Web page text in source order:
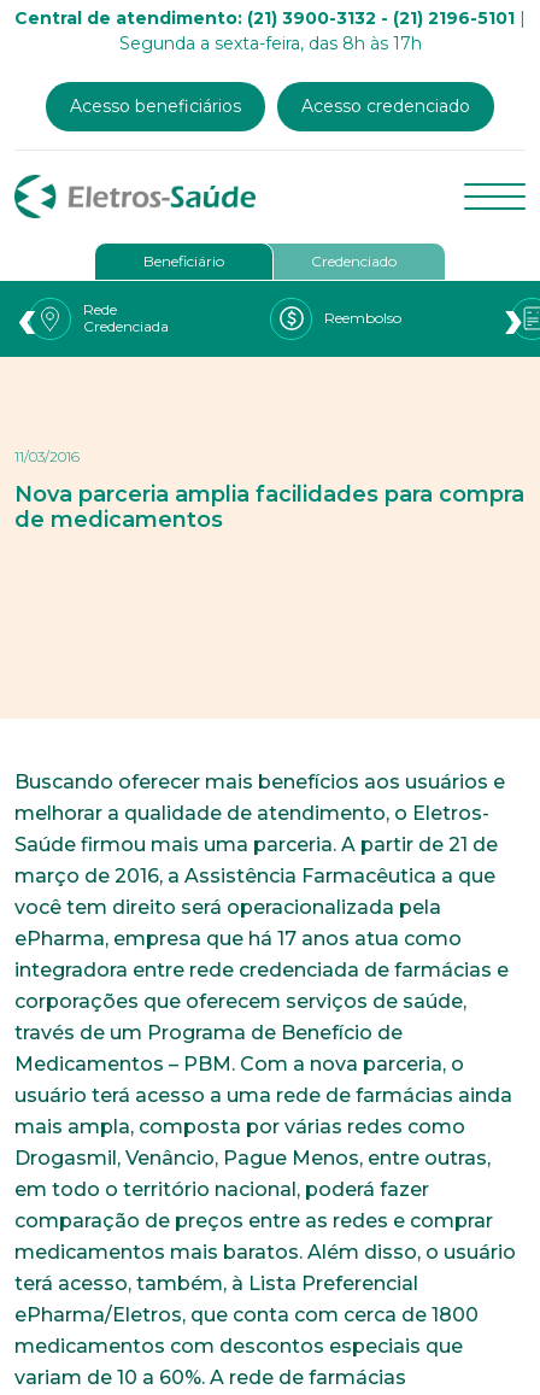
Central de atendimento: (21) 3900-3132 - (21) 2196-5101 |
Segunda a sexta-feira, das 8h às 17h
Acesso beneficiários Acesso credenciado
Beneficiário Credenciado
Rede
Credenciada
Reembolso
‹ ›
11/03/2016
Nova parceria amplia facilidades para compra
de medicamentos
Buscando oferecer mais benefícios aos usuários e
melhorar a qualidade de atendimento, o Eletros-
Saúde firmou mais uma parceria. A partir de 21 de
março de 2016, a Assistência Farmacêutica a que
você tem direito será operacionalizada pela
ePharma, empresa que há 17 anos atua como
integradora entre rede credenciada de farmácias e
corporações que oferecem serviços de saúde,
través de um Programa de Benefício de
Medicamentos – PBM. Com a nova parceria, o
usuário terá acesso a uma rede de farmácias ainda
mais ampla, composta por várias redes como
Drogasmil, Venâncio, Pague Menos, entre outras,
em todo o território nacional, poderá fazer
comparação de preços entre as redes e comprar
medicamentos mais baratos. Além disso, o usuário
terá acesso, também, à Lista Preferencial
ePharma/Eletros, que conta com cerca de 1800
medicamentos com descontos especiais que
variam de 10 a 60%. A rede de farmácias